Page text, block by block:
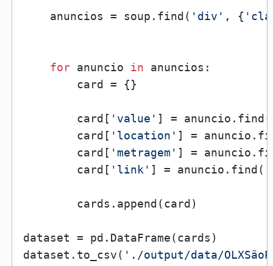
    anuncios = soup.find(
'div' , {
for anuncio in anuncios:
        card = {}
        card[
'value' ] = anuncio.find(
        card[
'location' ] =
        card[
'metragem' ] =
        card[
'link' ] = anuncio.find(
        cards.append(card)
dataset = pd.DataFrame(cards)
dataset.to_csv( './output/data/